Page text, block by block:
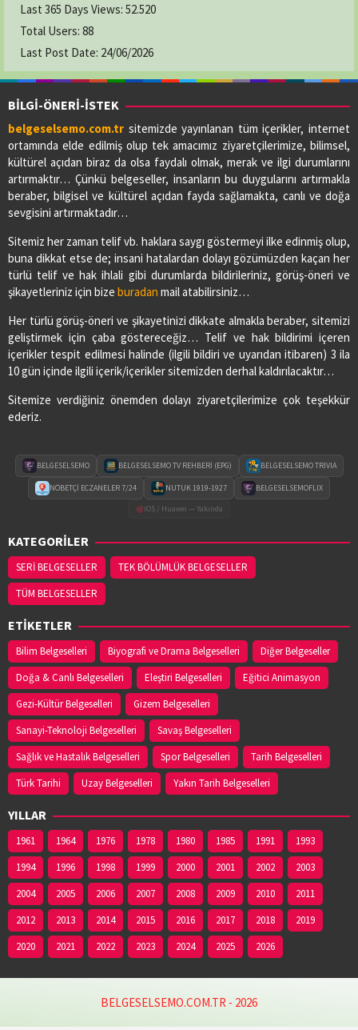
Last 365 Days Views: 52.520
Total Users: 88
Last Post Date: 24/06/2026
BİLGİ-ÖNERİ-İSTEK
belgeselsemo.com.tr sitemizde yayınlanan tüm içerikler, internet
ortamında elde edilmiş olup tek amacımız ziyaretçilerimize, bilimsel,
kültürel açıdan biraz da olsa faydalı olmak, merak ve ilgi durumlarını
artırmaktır… Çünkü belgeseller, insanların bu duygularını artırmakla
beraber, bilgisel ve kültürel açıdan fayda sağlamakta, canlı ve doğa
sevgisini artırmaktadır…
Sitemiz her zaman telif vb. haklara saygı göstermeyi ilke edinmiş olup,
buna dikkat etse de; insani hatalardan dolayı gözümüzden kaçan her
türlü telif ve hak ihlali gibi durumlarda bildirileriniz, görüş-öneri ve
şikayetleriniz için bize buradan mail atabilirsiniz…
Her türlü görüş-öneri ve şikayetinizi dikkate almakla beraber, sitemizi
geliştirmek için çaba göstereceğiz… Telif ve hak bildirimi içeren
içerikler tespit edilmesi halinde (ilgili bildiri ve uyarıdan itibaren) 3 ila
10 gün içinde ilgili içerik/içerikler sitemizden derhal kaldırılacaktır…
Sitemize verdiğiniz önemden dolayı ziyaretçilerimize çok teşekkür
ederiz.
BELGESELSEMO BELGESELSEMO TV REHBERİ (EPG) BELGESELSEMO TRIVIA
NÖBETÇİ ECZANELER 7/24 NUTUK 1919-1927
BELGESELSEMOFLIX
iOS / Huawei — Yakında
KATEGORİLER
SERİ BELGESELLER
TEK BÖLÜMLÜK BELGESELLER
TÜM BELGESELLER
ETİKETLER
Bilim Belgeselleri Biyografi ve Drama Belgeselleri
Diğer Belgeseller
Doğa & Canlı Belgeselleri
Eleştiri Belgeselleri
Eğitici Animasyon
Gezi-Kültür Belgeselleri
Gizem Belgeselleri
Sanayi-Teknoloji Belgeselleri
Savaş Belgeselleri
Sağlık ve Hastalık Belgeselleri
Spor Belgeselleri
Tarih Belgeselleri
Türk Tarihi
Uzay Belgeselleri Yakın Tarih Belgeselleri
YILLAR
1961 1964 1976 1978 1980 1985 1991
1993
1994
1996 1998 1999 2000 2001 2002
2003
2004
2005 2006 2007 2008 2009 2010
2011
2012
2013 2014 2015 2016 2017 2018
2019
2020
2021 2022 2023 2024 2025 2026
BELGESELSEMO.COM.TR - 2026